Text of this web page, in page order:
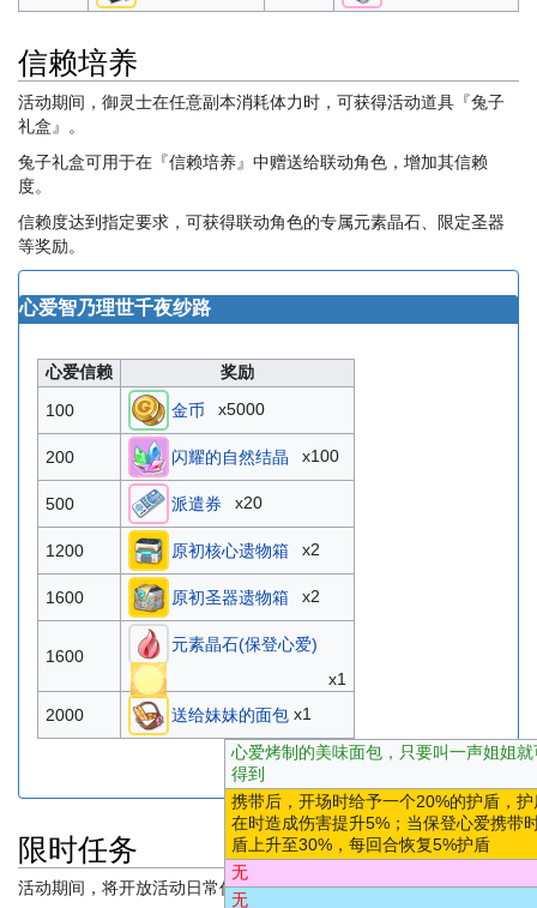
信赖培养
活动期间，御灵士在任意副本消耗体力时，可获得活动道具『兔子
礼盒』。
兔子礼盒可用于在『信赖培养』中赠送给联动角色，增加其信赖
度。
信赖度达到指定要求，可获得联动角色的专属元素晶石、限定圣器
等奖励。
心爱智乃理世千夜纱路
心爱信赖
奖励
100
金币 x5000
200 闪耀的自然结晶 x100
500 派遣券 x20
1200 原初核心遗物箱 x2
1600 原初圣器遗物箱 x2
1600
元素晶石(保登心爱)
x1
2000
送给妹妹的面包
心爱烤制的美味面包，只要叫一声姐姐
得到
携带后，开场时给予一个20%的护盾，
在时造成伤害提升5%；当保登心爱携带
盾上升至30%，每回合恢复5%护盾
无
无
x1
限时任务
活动期间，将开放活动日常任务和联动角色的养成任务。